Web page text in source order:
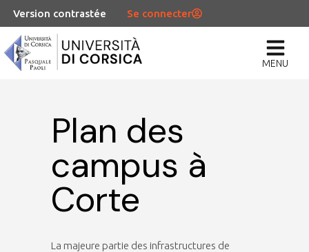
Version contrastée Se connecter
MENU
Plan des
campus à
Corte
La majeure partie des infrastructures de